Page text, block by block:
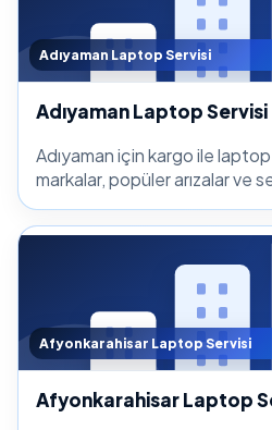
Adıyaman Laptop Servisi
Adıyaman Laptop Servisi
Adıyaman için kargo ile
markalar, popüler arızalar ve
Afyonkarahisar Laptop Servisi
Afyonkarahisar Laptop